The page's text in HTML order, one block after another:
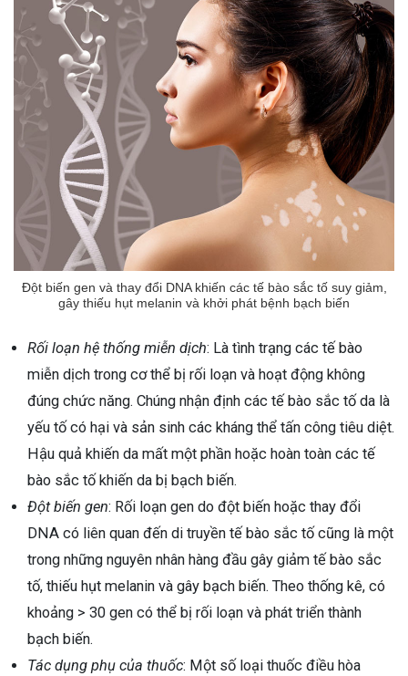
Đột biến gen và thay đổi DNA khiến các tế bào sắc tố suy giảm,
gây thiếu hụt melanin và khởi phát bệnh bạch biến
Rối loạn hệ thống miễn dịch: Là tình trạng các tế bào
miễn dịch trong cơ thể bị rối loạn và hoạt động không
đúng chức năng. Chúng nhận định các tế bào sắc tố da là
yếu tố có hại và sản sinh các kháng thể tấn công tiêu diệt.
Hậu quả khiến da mất một phần hoặc hoàn toàn các tế
bào sắc tố khiến da bị bạch biến.
Đột biến gen: Rối loạn gen do đột biến hoặc thay đổi
DNA có liên quan đến di truyền tế bào sắc tố cũng là một
trong những nguyên nhân hàng đầu gây giảm tế bào sắc
tố, thiếu hụt melanin và gây bạch biến. Theo thống kê, có
khoảng > 30 gen có thể bị rối loạn và phát triển thành
bạch biến.
Tác dụng phụ của thuốc: Một số loại thuốc điều hòa